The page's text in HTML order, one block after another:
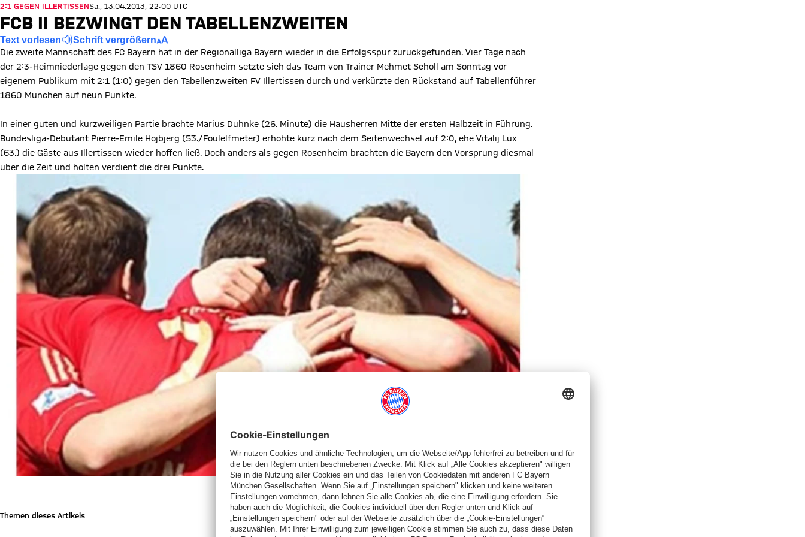
2:1 GEGEN ILLERTISSENSa., 13.04.2013, 22:00 UTC
FCB II BEZWINGT DEN TABELLENZWEITEN
Text vorlesen Schrift vergrößern
Die zweite Mannschaft des FC Bayern hat in der Regionalliga Bayern wieder in die Erfolgsspur zurückgefunden. Vier Tage nach
der 2:3-Heimniederlage gegen den TSV 1860 Rosenheim setzte sich das Team von Trainer Mehmet Scholl am Sonntag vor
eigenem Publikum mit 2:1 (1:0) gegen den Tabellenzweiten FV Illertissen durch und verkürzte den Rückstand auf Tabellenführer
1860 München auf neun Punkte.
In einer guten und kurzweiligen Partie brachte Marius Duhnke (26. Minute) die Hausherren Mitte der ersten Halbzeit in Führung.
Bundesliga-Debütant Pierre-Emile Hojbjerg (53./Foulelfmeter) erhöhte kurz nach dem Seitenwechsel auf 2:0, ehe Vitalij Lux
(63.) die Gäste aus Illertissen wieder hoffen ließ. Doch anders als gegen Rosenheim brachten die Bayern den Vorsprung diesmal
über die Zeit und holten verdient die drei Punkte.
Themen dieses Artikels